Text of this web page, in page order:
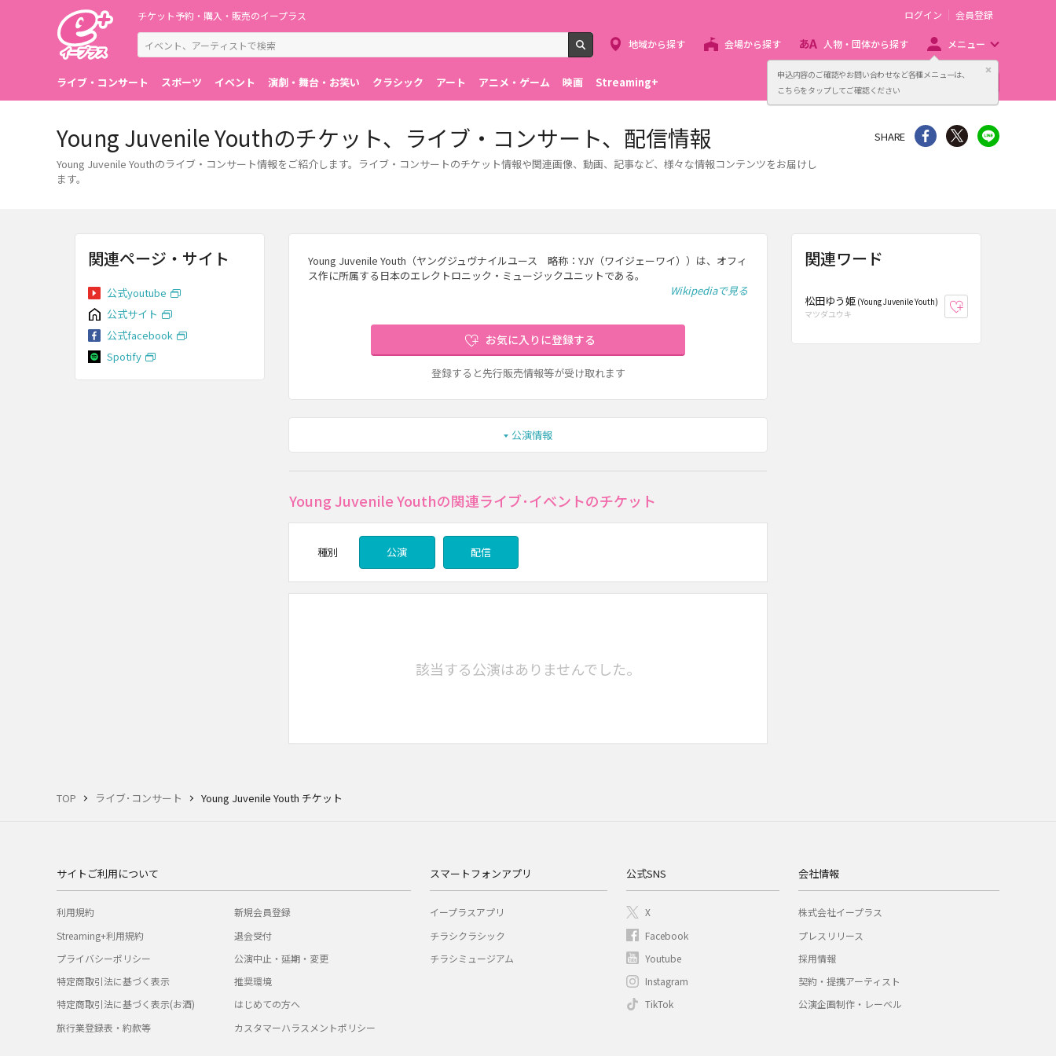
申込内容のご確認やお問い合わせなど各種メニューは、
こちらをタップしてご確認ください
閉じる
チケット予約・購入・販売のイープラス
検索
ログイン 会員登録
地域から探す 会場から探す 人物・団体から探す メニュー
ライブ・コンサート スポーツ イベント 演劇・舞台・お笑い クラシック アート アニメ・ゲーム 映画 Streaming+ 主催者向け販売サービス
TOP ライブ･コンサート Young Juvenile Youth チケット
Young Juvenile Youthのチケット、ライブ・コンサート、配信情報
Young Juvenile Youthのライブ・コンサート情報をご紹介します。ライブ・コンサートのチケット情報や関連画像、動画、記事など、様々な情報コンテンツをお届けし
ます。
SHARE シェア Twitter
Young Juvenile Youth（ヤングジュヴナイルユース 略称：YJY（ワイジェーワイ））は、オフィ
ス作に所属する日本のエレクトロニック・ミュージックユニットである。
Wikipediaで見る
お気に入りに登録する
登録すると先行販売情報等が受け取れます
公演情報
Young Juvenile Youthの関連ライブ･イベントのチケット
種別 公演 配信
該当する公演はありませんでした。
関連ワード
松田ゆう姫 (Young Juvenile Youth)
マツダユウキ
関連ページ・サイト
公式youtube
公式サイト
公式facebook
Spotify
サイトご利用について
利用規約
Streaming+利用規約
プライバシーポリシー
特定商取引法に基づく表示
特定商取引法に基づく表示(お酒)
旅行業登録表・約款等
新規会員登録
退会受付
公演中止・延期・変更
推奨環境
はじめての方へ
カスタマーハラスメントポリシー
スマートフォンアプリ
イープラスアプリ
チラシクラシック
チラシミュージアム
公式SNS
X
Facebook
Youtube
Instagram
TikTok
会社情報
株式会社イープラス
プレスリリース
採用情報
契約・提携アーティスト
公演企画制作・レーベル